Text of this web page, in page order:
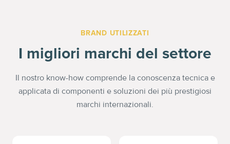
BRAND UTILIZZATI
I migliori marchi del settore
Il nostro know-how comprende la conoscenza tecnica e
applicata di componenti e soluzioni dei più prestigiosi
marchi internazionali.